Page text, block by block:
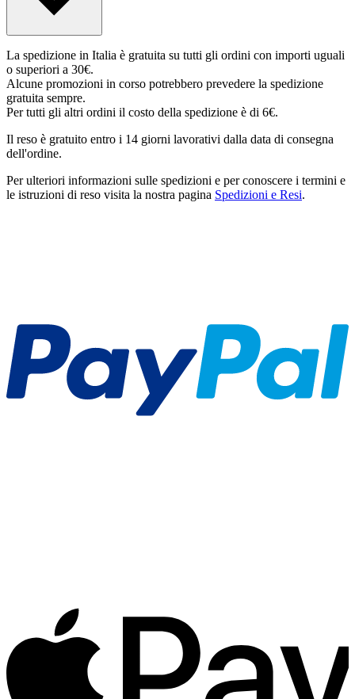
La spedizione in Italia è gratuita su tutti gli ordini con importi uguali
o superiori a 30€.
Alcune promozioni in corso potrebbero prevedere la spedizione
gratuita sempre.
Per tutti gli altri ordini il costo della spedizione è di 6€.
Il reso è gratuito entro i 14 giorni lavorativi dalla data di consegna
dell'ordine.
Per ulteriori informazioni sulle spedizioni e per conoscere i termini e
le istruzioni di reso visita la nostra pagina Spedizioni e Resi.